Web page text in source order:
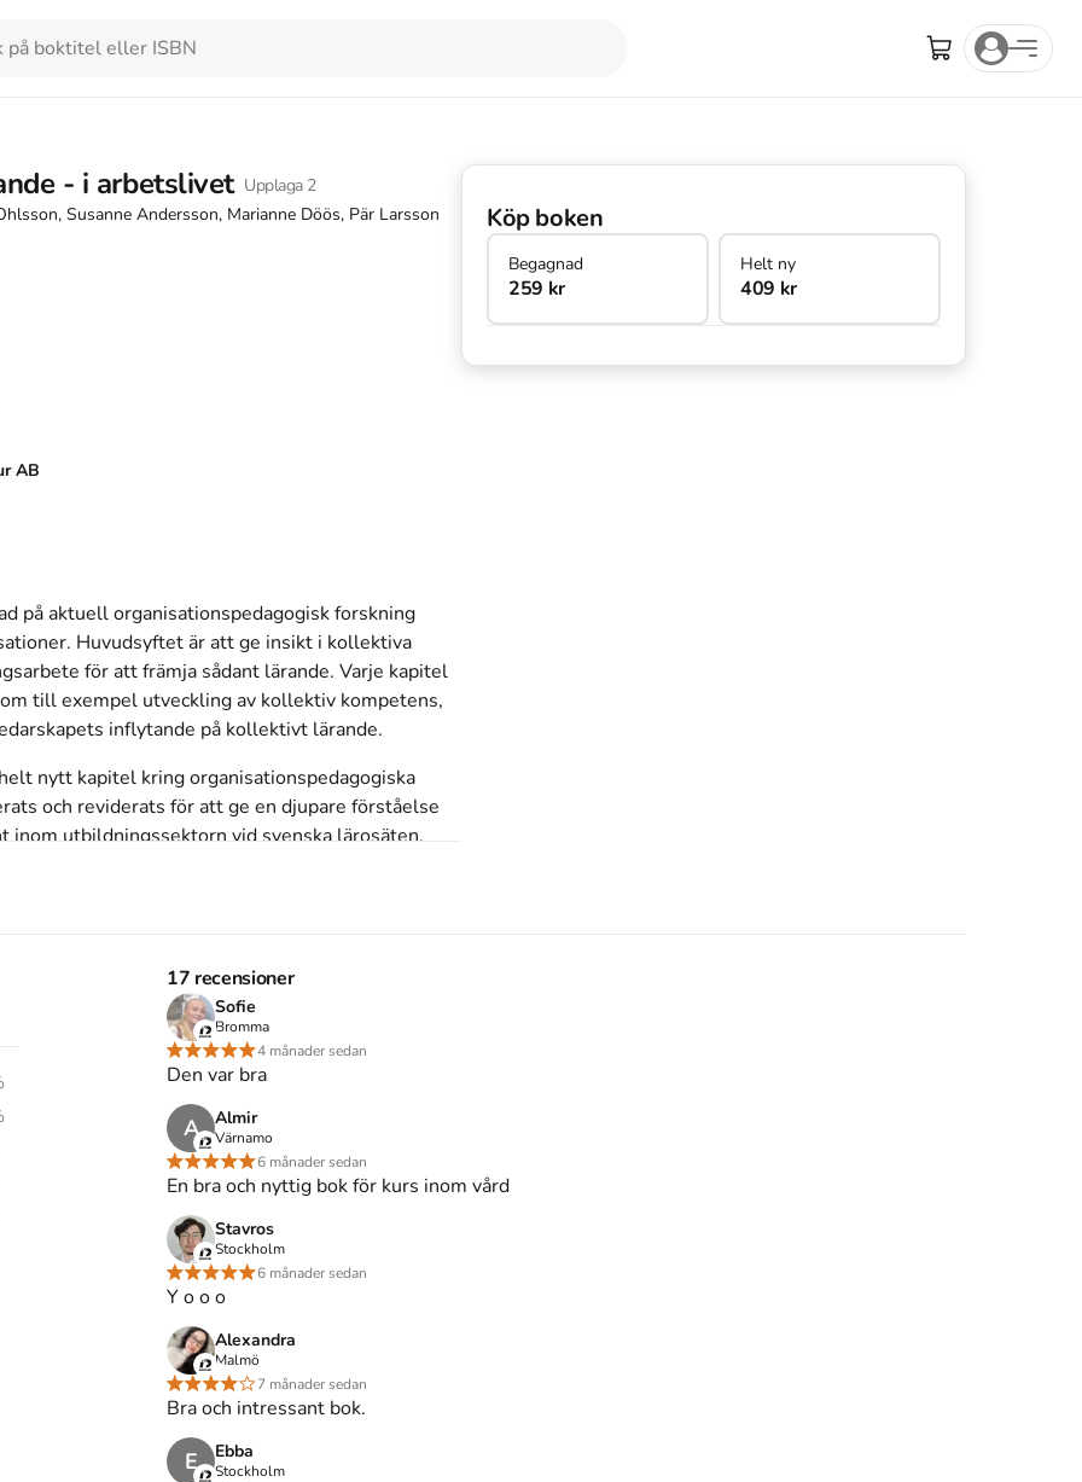
- i arbetslivet Upplaga 2
Susanne Andersson, Marianne Döös, Pär Larsson
AB
på aktuell organisationspedagogisk forskning
Huvudsyftet är att ge insikt i kollektiva
för att främja sådant lärande. Varje kapitel
till exempel utveckling av kollektiv kompetens,
inflytande på kollektivt lärande.
nytt kapitel kring organisationspedagogiska
och reviderats för att ge en djupare förståelse
inom utbildningssektorn vid svenska lärosäten.
och högskolor som inriktar sig mot arbetsliv,
även chefer och ledare inom olika
för att driva praktiskt utvecklingsarbete inom sina
med begagnade böcker
arbetslivet
skriven avOtto Granberg,Jon Ohlsson
Lena Wilhelmson
och består av 206 sidordjupgående information
som har sitt säte i Lund
och sparauppåt 37% jämfört med lägsta
Köp boken
Begagnad
259 kr
Helt ny
409 kr
17 recensioner
Sofie
Bromma
4 månader sedan
Den var bra
A Almir
Värnamo
6 månader sedan
En bra och nyttig bok för kurs inom vård
Stavros
Stockholm
6 månader sedan
Y o o o
Alexandra
Malmö
7 månader sedan
Bra och intressant bok.
E Ebba
Stockholm